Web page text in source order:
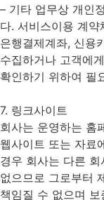
– 기타 업무상 개인
다. 서비스이용 계
은행결제계좌, 신용
수집하거나 고객에
확인하기 위하여 필
7. 링크사이트
회사는 운영하는 홈
웹사이트 또는 자료
경우 회사는 다른
없으므로 그로부터
책임질 수 없으며